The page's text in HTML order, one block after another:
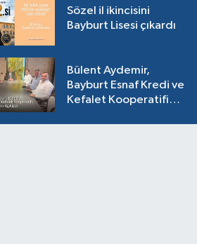
Sözel il ikincisini
Bayburt Lisesi çıkardı
Bülent Aydemir,
Bayburt Esnaf Kredi ve
Kefalet Kooperatifi